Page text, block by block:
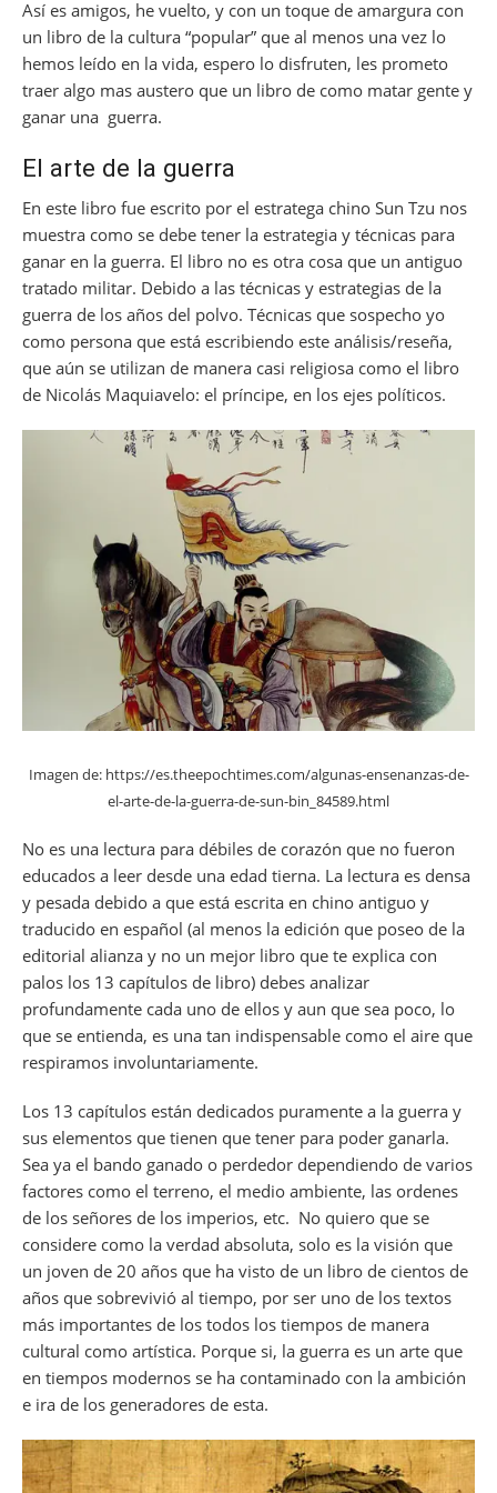
o
k
p
Así es amigos, he vuelto, y con un toque de amargura con
un libro de la cultura “popular” que al menos una vez lo
hemos leído en la vida, espero lo disfruten, les prometo
traer algo mas austero que un libro de como matar gente y
ganar una guerra.
El arte de la guerra
En este libro fue escrito por el estratega chino Sun Tzu nos
muestra como se debe tener la estrategia y técnicas para
ganar en la guerra. El libro no es otra cosa que un antiguo
tratado militar. Debido a las técnicas y estrategias de la
guerra de los años del polvo. Técnicas que sospecho yo
como persona que está escribiendo este análisis/reseña,
que aún se utilizan de manera casi religiosa como el libro
de Nicolás Maquiavelo: el príncipe, en los ejes políticos.
Imagen de: https://es.theepochtimes.com/algunas-ensenanzas-de-
el-arte-de-la-guerra-de-sun-bin_84589.html
No es una lectura para débiles de corazón que no fueron
educados a leer desde una edad tierna. La lectura es densa
y pesada debido a que está escrita en chino antiguo y
traducido en español (al menos la edición que poseo de la
editorial alianza y no un mejor libro que te explica con
palos los 13 capítulos de libro) debes analizar
profundamente cada uno de ellos y aun que sea poco, lo
que se entienda, es una tan indispensable como el aire que
respiramos involuntariamente.
Los 13 capítulos están dedicados puramente a la guerra y
sus elementos que tienen que tener para poder ganarla.
Sea ya el bando ganado o perdedor dependiendo de varios
factores como el terreno, el medio ambiente, las ordenes
de los señores de los imperios, etc. No quiero que se
considere como la verdad absoluta, solo es la visión que
un joven de 20 años que ha visto de un libro de cientos de
años que sobrevivió al tiempo, por ser uno de los textos
más importantes de los todos los tiempos de manera
cultural como artística. Porque si, la guerra es un arte que
en tiempos modernos se ha contaminado con la ambición
e ira de los generadores de esta.